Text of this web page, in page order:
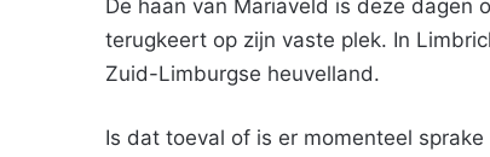
De haan van Mariaveld is deze dagen
terugkeert op zijn vaste plek. In
Zuid-Limburgse heuvelland.
Is dat toeval of is er momenteel